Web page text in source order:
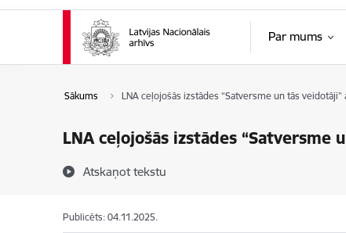
Par mums
Sākums LNA ceļojošās izstādes “Satversme un tās veidotāji”
LNA ceļojošās izstādes “Satversme
Atskaņot tekstu
Publicēts: 04.11.2025.